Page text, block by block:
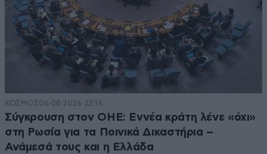
ΚΟΣΜΟΣ06·08·2026 22:16
Σύγκρουση στον ΟΗΕ: Εννέα κράτη λένε «όχι»
στη Ρωσία για τα Ποινικά Δικαστήρια –
Ανάμεσά τους και η Ελλάδα